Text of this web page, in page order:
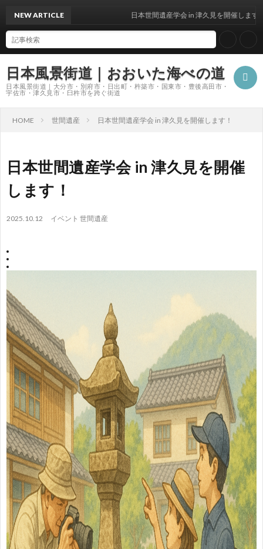
日本風景街道｜おおいた海べの道
日本風景街道｜大分市・別府市・日出町・杵築市・国東市・豊後高田市・
宇佐市・津久見市・臼杵市を跨ぐ街道
に
い
活
実
ア
ク
お
NEW ARTICLE 日本世間遺産学会 in 津久見を開催します！
HOME 世間遺産 日本世間遺産学会 in 津久見を開催します！
日本世間遺産学会 in 津久見を開催
します！
2025.10.12 イベント 世間遺産